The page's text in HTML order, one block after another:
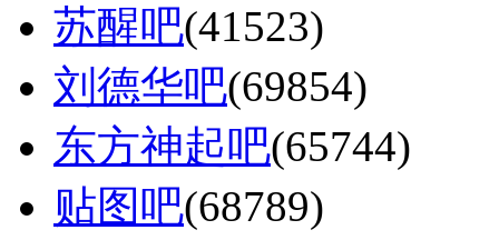
苏醒吧(41523)
刘德华吧(69854)
东方神起吧(65744)
贴图吧(68789)